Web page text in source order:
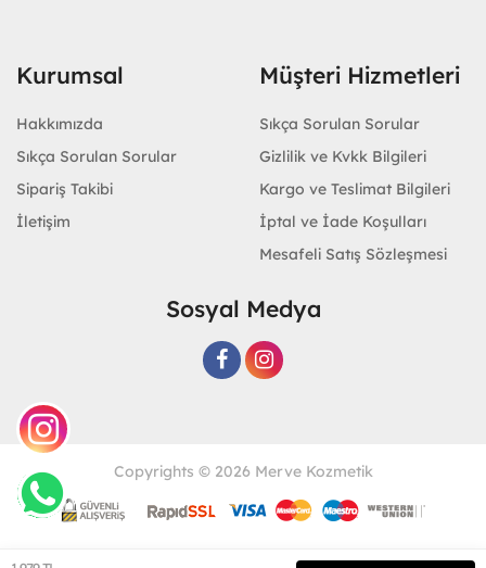
Kurumsal
Hakkımızda
Sıkça Sorulan Sorular
Sipariş Takibi
İletişim
Müşteri Hizmetleri
Sıkça Sorulan Sorular
Gizlilik ve Kvkk Bilgileri
Kargo ve Teslimat Bilgileri
İptal ve İade Koşulları
Mesafeli Satış Sözleşmesi
Sosyal Medya
Copyrights © 2026 Merve Kozmetik
Geliştir - powered by innovation